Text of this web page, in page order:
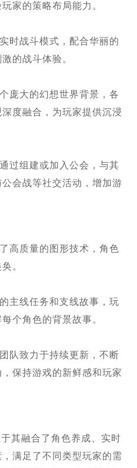
家的策略布局能力。
时战斗模式，配合华丽的
的战斗体验。
庞大的幻想世界背景，各
度融合，为玩家提供沉浸
过组建或加入公会，与其
会战等社交活动，增加游
高质量的图形技术，角色
。
主线任务和支线故事，玩
个角色的背景故事。
队致力于持续更新，不断
保持游戏的新鲜感和玩家
其融合了角色养成、实时
满足了不同类型玩家的需